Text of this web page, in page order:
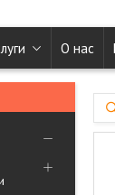
О нас